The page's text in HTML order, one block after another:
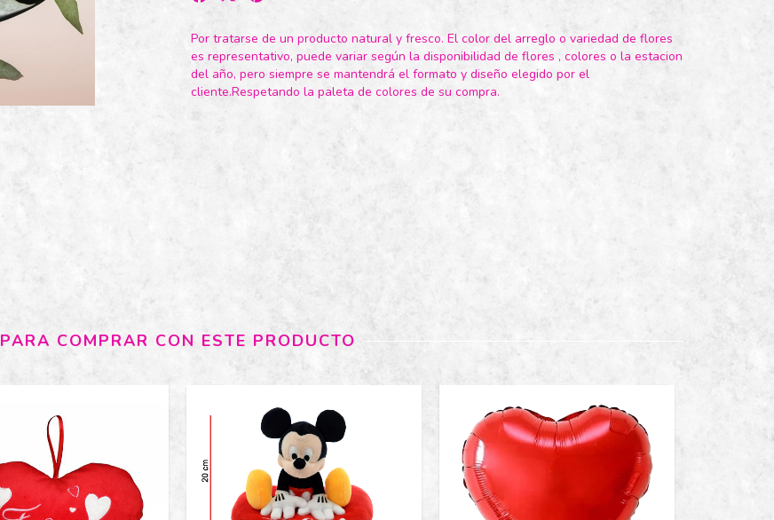
Por tratarse de un producto natural y fresco. El color del arreglo o variedad de flores
es representativo, puede variar según la disponibilidad de flores , colores o la estacion
del año, pero siempre se mantendrá el formato y diseño elegido por el
cliente.Respetando la paleta de colores de su compra.
PARA COMPRAR CON ESTE PRODUCTO